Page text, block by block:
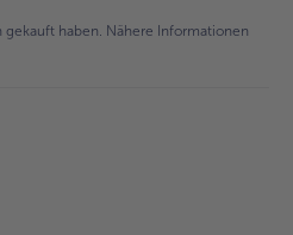
haben. Nähere Informationen